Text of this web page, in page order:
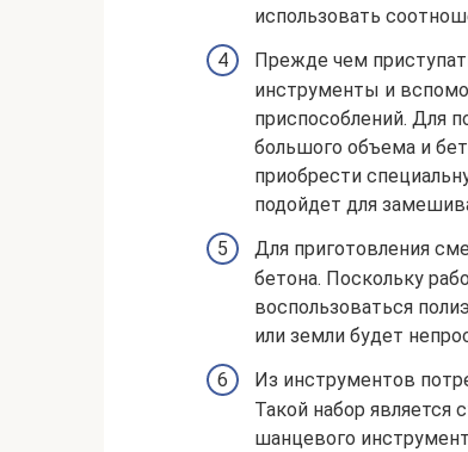
использовать
Прежде чем
инструменты и
приспособлений. Для
большого объема и
приобрести
подойдет для
Для приготовления
бетона. Поскольку
воспользоваться
или земли будет
Из инструментов
Такой набор является
шанцевого